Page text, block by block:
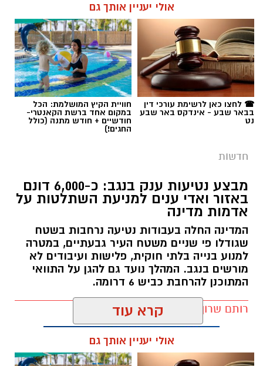
תגים:כרמית
קרדיט: משטרת ישראל
החל מיום שישי ולאורך כל השבת, נאלצו תושבי
כרמית להתמודד עם מציאות בלתי נתפסת
אולי יעניין אותך גם
☎ לחצו כאן לרשימת עורכי דין
בבאר שבע - אינדקס באר שבע
נט
חוויית הקיץ המושלמת: הכל
במקום אחד ברשת הקאנטרי-
חודשיים + חודש מתנה (כולל
החגים!)
חדשות
מבצע נטיעות ענק בנגב: כ-6,000 דונם
באזור ואדי ענים למניעת השתלטות על
אדמות מדינה
המדינה החלה בעבודות נטיעה נרחבות בשטח
שגודלו פי שניים משטח העיר גבעתיים, במטרה
למנוע בנייה בלתי חוקית, פלישות ועיבודים לא
מורשים בנגב. המהלך נועד גם להגן על התוואי
המתוכנן להרחבת כביש 6 דרומה.
רותם שרון / 11:32 08.08.26 קרא עוד
אולי יעניין אותך גם